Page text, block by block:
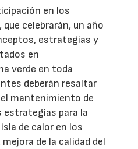
en los
que celebrarán, un año
estrategias y
en
verde en toda
deberán resaltar
mantenimiento de
estrategias para la
de calor en los
de la calidad del